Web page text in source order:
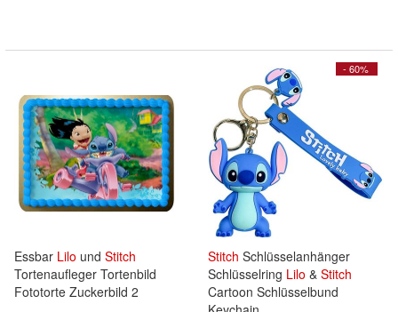
Essbar Lilo und Stitch
Tortenaufleger Tortenbild
Fototorte Zuckerbild 2
- 60%
Stitch Schlüsselanhänger
Schlüsselring Lilo & Stitch
Cartoon Schlüsselbund